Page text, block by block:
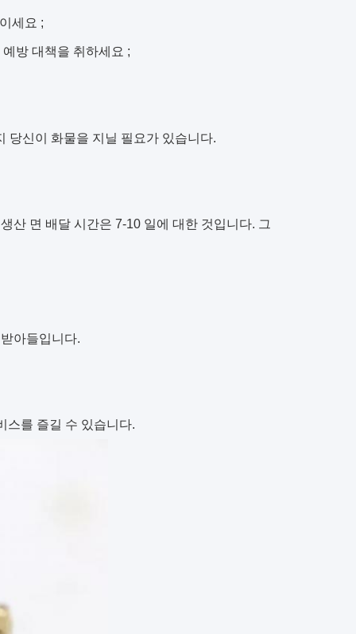
세요 ;
방 대책을 취하세요 ;
당신이 화물을 지닐 필요가 있습니다.
산 면 배달 시간은 7-10 일에 대한 것입니다. 그
아들입니다.
스를 즐길 수 있습니다.